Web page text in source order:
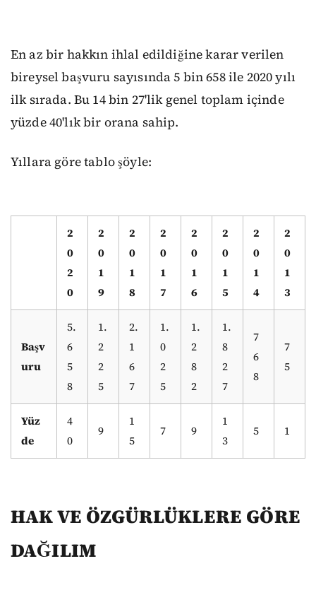
En az bir hakkın ihlal edildiğine karar verilen
bireysel başvuru sayısında 5 bin 658 ile 2020 yılı
ilk sırada. Bu 14 bin 27'lik genel toplam içinde
yüzde 40'lık bir orana sahip.
Yıllara göre tablo şöyle:
2
0
2
0
2
0
1
9
2
0
1
8
2
0
1
7
2
0
1
6
2
0
1
5
2
0
1
4
2
0
1
3
Başv
uru
5.
6
5
8
1.
2
2
5
2.
1
6
7
1.
0
2
5
1.
2
8
2
1.
8
2
7
7
6
8
7
5
Yüz
de
4
0
9
1
5
7 9
1
3
5 1
HAK VE ÖZGÜRLÜKLERE GÖRE
DAĞILIM